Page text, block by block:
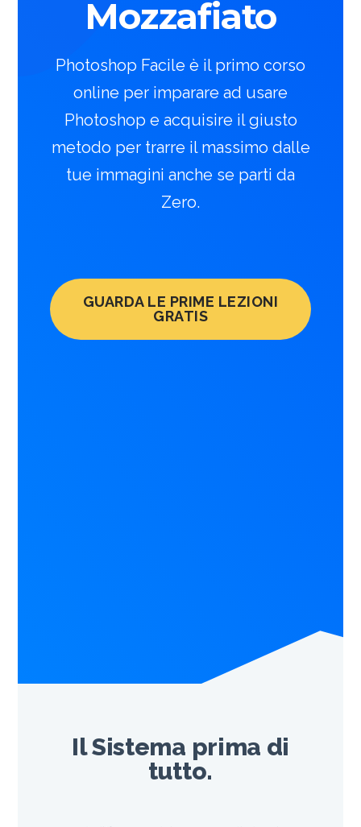
Mozzafiato
Photoshop Facile è il primo corso
online per imparare ad usare
Photoshop e acquisire il giusto
metodo per trarre il massimo dalle
tue immagini anche se parti da
Zero.
GUARDA LE PRIME LEZIONI
GRATIS
Il Sistema prima di
tutto.